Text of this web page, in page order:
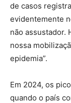
de casos
evidentemente
não assustador.
nossa
epidemia”.
Em 2024, os
quando o país